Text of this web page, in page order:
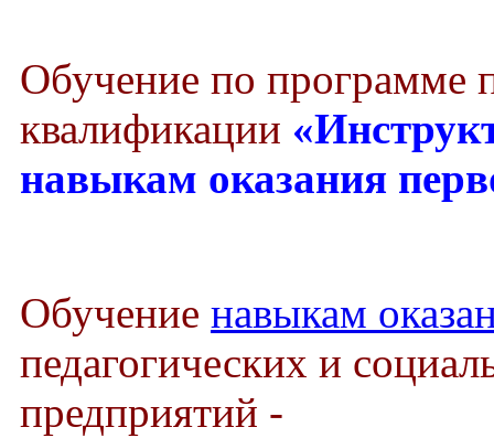
Обучение по программе
квалификации
навыкам оказания
Обучение навыкам
педагогических и
предприятий -